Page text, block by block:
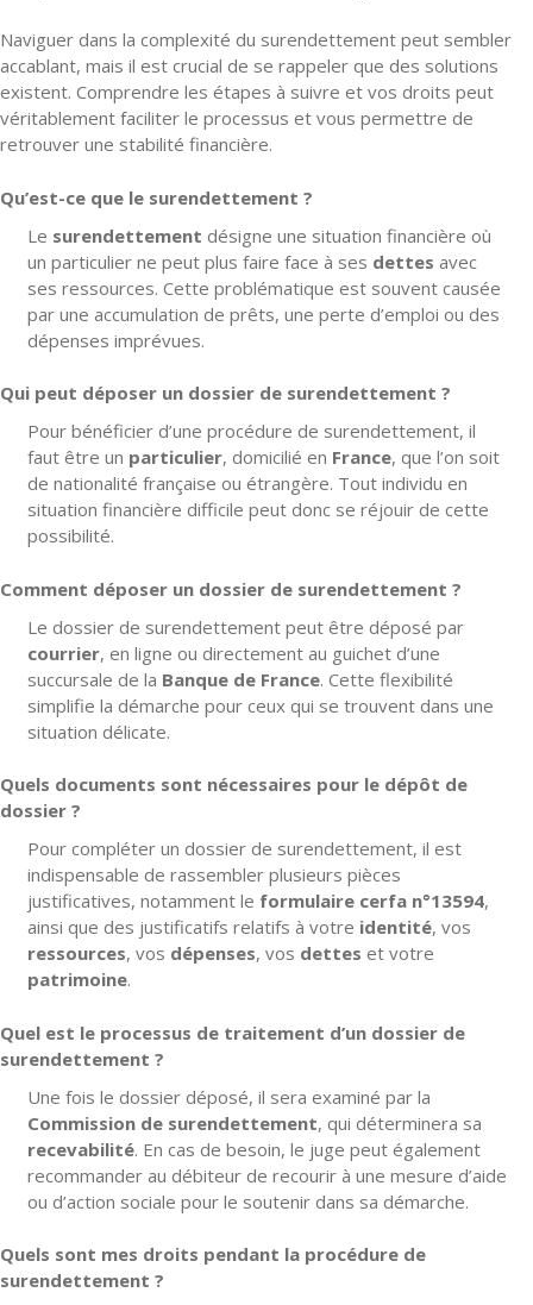
Naviguer dans la complexité du surendettement peut sembler
accablant, mais il est crucial de se rappeler que des solutions
existent. Comprendre les étapes à suivre et vos droits peut
véritablement faciliter le processus et vous permettre de
retrouver une stabilité financière.
Qu’est-ce que le surendettement ?
Le surendettement désigne une situation financière où
un particulier ne peut plus faire face à ses dettes avec
ses ressources. Cette problématique est souvent causée
par une accumulation de prêts, une perte d’emploi ou des
dépenses imprévues.
Qui peut déposer un dossier de surendettement ?
Pour bénéficier d’une procédure de surendettement, il
faut être un particulier, domicilié en France, que l’on soit
de nationalité française ou étrangère. Tout individu en
situation financière difficile peut donc se réjouir de cette
possibilité.
Comment déposer un dossier de surendettement ?
Le dossier de surendettement peut être déposé par
courrier, en ligne ou directement au guichet d’une
succursale de la Banque de France. Cette flexibilité
simplifie la démarche pour ceux qui se trouvent dans une
situation délicate.
Quels documents sont nécessaires pour le dépôt de
dossier ?
Pour compléter un dossier de surendettement, il est
indispensable de rassembler plusieurs pièces
justificatives, notamment le formulaire cerfa n°13594,
ainsi que des justificatifs relatifs à votre identité, vos
ressources, vos dépenses, vos dettes et votre
patrimoine.
Quel est le processus de traitement d’un dossier de
surendettement ?
Une fois le dossier déposé, il sera examiné par la
Commission de surendettement, qui déterminera sa
recevabilité. En cas de besoin, le juge peut également
recommander au débiteur de recourir à une mesure d’aide
ou d’action sociale pour le soutenir dans sa démarche.
Quels sont mes droits pendant la procédure de
surendettement ?